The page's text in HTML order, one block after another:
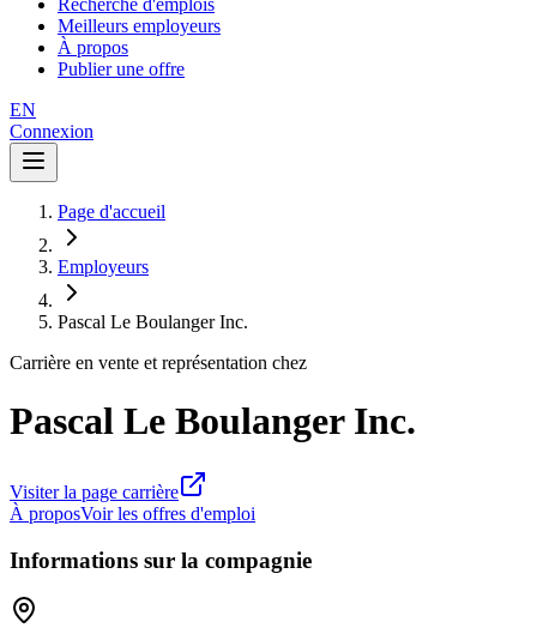
Recherche d'emplois
Meilleurs employeurs
À propos
Publier une offre
EN
Connexion
Page d'accueil
Employeurs
Pascal Le Boulanger Inc.
Carrière en vente et représentation chez
Pascal Le Boulanger Inc.
Visiter la page carrière
À proposVoir les offres d'emploi
Informations sur la compagnie